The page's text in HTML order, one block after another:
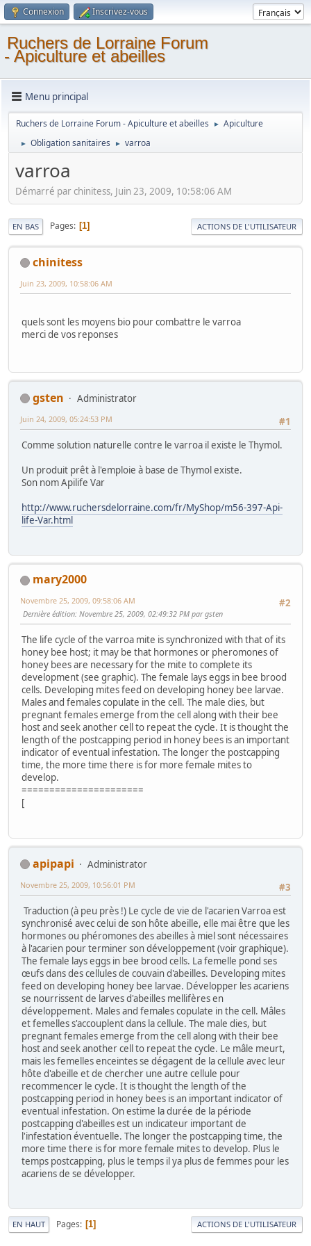
Connexion Inscrivez-vous
Ruchers de Lorraine Forum
- Apiculture et abeilles
Menu principal
Ruchers de Lorraine Forum - Apiculture et abeilles ► Apiculture
► Obligation sanitaires ► varroa
varroa
Démarré par chinitess, Juin 23, 2009, 10:58:06 AM
EN BAS Pages 1 ACTIONS DE L'UTILISATEUR
chinitess
Juin 23, 2009, 10:58:06 AM
quels sont les moyens bio pour combattre le varroa
merci de vos reponses
gsten
Administrator
#1
Juin 24, 2009, 05:24:53 PM
Comme solution naturelle contre le varroa il existe le Thymol.
Un produit prêt à l'emploie à base de Thymol existe.
Son nom Apilife Var
http://www.ruchersdelorraine.com/fr/MyShop/m56-397-Api-
life-Var.html
mary2000
#2
Novembre 25, 2009, 09:58:06 AM
Dernière édition: Novembre 25, 2009, 02:49:32 PM par gsten
The life cycle of the varroa mite is synchronized with that of its
honey bee host; it may be that hormones or pheromones of
honey bees are necessary for the mite to complete its
development (see graphic). The female lays eggs in bee brood
cells. Developing mites feed on developing honey bee larvae.
Males and females copulate in the cell. The male dies, but
pregnant females emerge from the cell along with their bee
host and seek another cell to repeat the cycle. It is thought the
length of the postcapping period in honey bees is an important
indicator of eventual infestation. The longer the postcapping
time, the more time there is for more female mites to
develop.
======================
[
apipapi
Administrator
#3
Novembre 25, 2009, 10:56:01 PM
Traduction (à peu près !) Le cycle de vie de l'acarien Varroa est
synchronisé avec celui de son hôte abeille, elle mai être que les
hormones ou phéromones des abeilles à miel sont nécessaires
à l'acarien pour terminer son développement (voir graphique).
The female lays eggs in bee brood cells. La femelle pond ses
œufs dans des cellules de couvain d'abeilles. Developing mites
feed on developing honey bee larvae. Développer les acariens
se nourrissent de larves d'abeilles mellifères en
développement. Males and females copulate in the cell. Mâles
et femelles s'accouplent dans la cellule. The male dies, but
pregnant females emerge from the cell along with their bee
host and seek another cell to repeat the cycle. Le mâle meurt,
mais les femelles enceintes se dégagent de la cellule avec leur
hôte d'abeille et de chercher une autre cellule pour
recommencer le cycle. It is thought the length of the
postcapping period in honey bees is an important indicator of
eventual infestation. On estime la durée de la période
postcapping d'abeilles est un indicateur important de
l'infestation éventuelle. The longer the postcapping time, the
more time there is for more female mites to develop. Plus le
temps postcapping, plus le temps il ya plus de femmes pour les
acariens de se développer.
EN HAUT Pages 1 ACTIONS DE L'UTILISATEUR